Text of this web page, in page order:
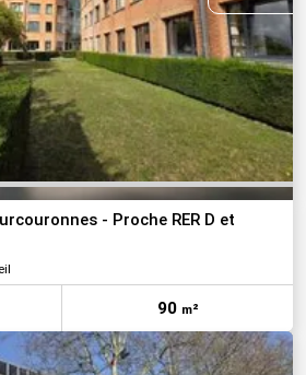
- Proche RER D et
90 m²